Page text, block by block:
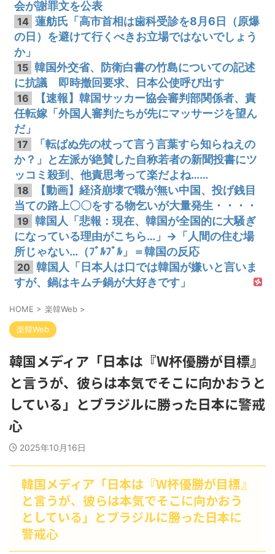
会が謝罪文を公表
14 蓮舫氏「高市首相は歯科受診を8月6日（原爆
の日）を避けて行くべきお立場ではないでしょう
か」
15 韓国外交省、防衛白書の竹島についての記述
に抗議 即時撤回要求、日本公使呼び出す
16
【速報】韓国サッカー協会審判部関係者、責
任転嫁「外国人審判たちが先にマッサージを望ん
だ」
17
「転ばぬ先の杖って言う言葉すら知らねえの
か？」と左派が絶賛した自称若者の新聞投書にツ
ッコミ殺到、他責思考って楽だよね……
18
【動画】経済崩壊で職が無い中国、投げ銭目
当ての路上〇〇をする物乞いが大量発生・・・・
19 韓国人「悲報：現在、韓国が全国的に大騒ぎ
になっている理由がこちら…」→「人間の住む場
所じゃない…（ﾌﾞﾙﾌﾞﾙ」＝韓国の反応
20 韓国人「日本人は口では韓国が嫌いと言いま
すが、鍋はキムチ鍋が大好きです」
HOME > 楽韓Web >
楽韓Web
韓国メディア「日本は『W杯優勝が目標』
と言うが、彼らは本気でそこに向かおうと
している」とブラジルに勝った日本に警戒
心
2025年10月16日
韓国メディア「日本は『W杯優勝が目標』
と言うが、彼らは本気でそこに向かおう
としている」とブラジルに勝った日本に
警戒心